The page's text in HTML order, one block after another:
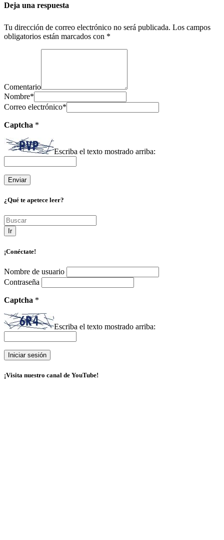
Deja una respuesta
Tu dirección de correo electrónico no será publicada. Los campos
obligatorios están marcados con *
Comentario
Nombre*
Correo electrónico*
Captcha *
Escriba el texto mostrado arriba:
¿Qué te apetece leer?
Ir
¡Conéctate!
Nombre de usuario
Contraseña
Captcha *
Escriba el texto mostrado arriba:
¡Visita nuestro canal de YouTube!